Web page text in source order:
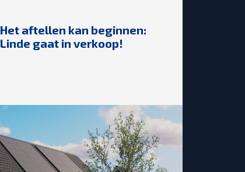
Het aftellen kan beginnen:
Linde gaat in verkoop!